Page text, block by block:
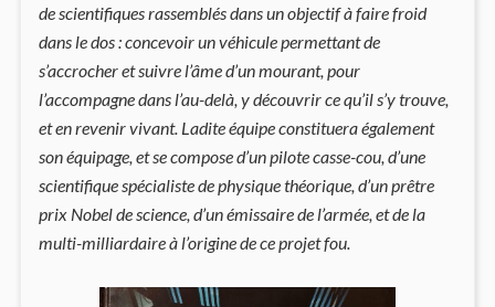
de scientifiques rassemblés dans un objectif à faire froid
dans le dos : concevoir un véhicule permettant de
s’accrocher et suivre l’âme d’un mourant, pour
l’accompagne dans l’au-delà, y découvrir ce qu’il s’y trouve,
et en revenir vivant. Ladite équipe constituera également
son équipage, et se compose d’un pilote casse-cou, d’une
scientifique spécialiste de physique théorique, d’un prêtre
prix Nobel de science, d’un émissaire de l’armée, et de la
multi-milliardaire à l’origine de ce projet fou.